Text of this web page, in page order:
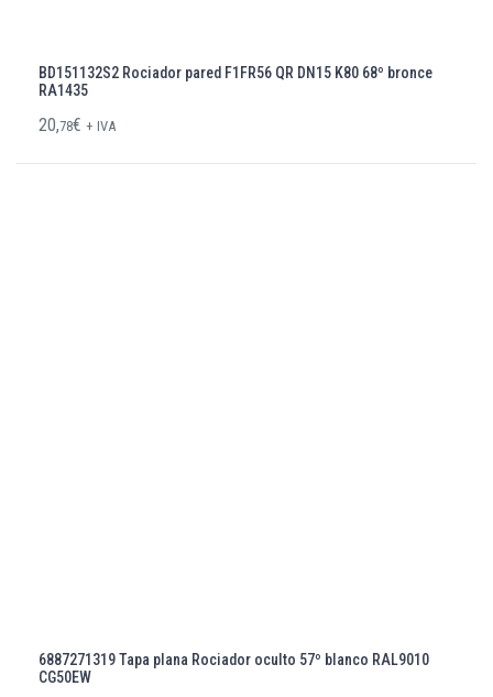
BD151132S2 Rociador pared F1FR56 QR DN15 K80 68º bronce
RA1435
20,78€ + IVA
6887271319 Tapa plana Rociador oculto 57º blanco RAL9010
CG50EW